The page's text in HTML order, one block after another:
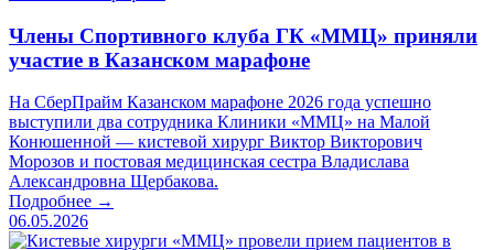
Члены Спортивного клуба ГК «ММЦ» приняли
участие в Казанском марафоне
На СберПрайм Казанском марафоне 2026 года успешно
выступили два сотрудника Клиники «ММЦ» на Малой
Конюшенной — кистевой хирург Виктор Викторович
Морозов и постовая медицинская сестра Владислава
Александровна Щербакова.
Подробнее →
06.05.2026